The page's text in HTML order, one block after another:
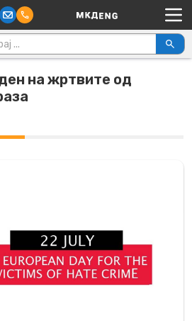
Main Navigation
за:
на жртвите од